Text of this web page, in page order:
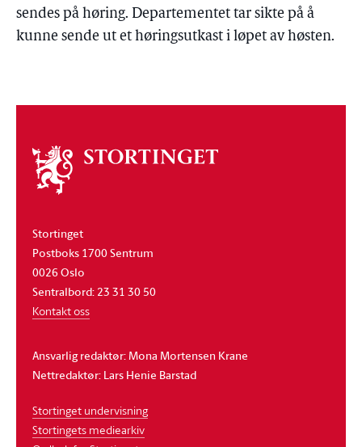
sendes på høring. Departementet tar sikte på å
kunne sende ut et høringsutkast i løpet av høsten.
Om
stortinget
Stortinget
Postboks 1700 Sentrum
0026 Oslo
Sentralbord: 23 31 30 50
Kontakt oss
Ansvarlig redaktør: Mona Mortensen Krane
Nettredaktør: Lars Henie Barstad
Stortinget undervisning
Stortingets mediearkiv